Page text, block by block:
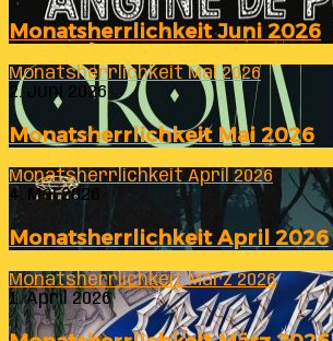
Monatsherrlichkeit Juni 2026
Monatsherrlichkeit Mai 2026
2. Juni 2026
Monatsherrlichkeit Mai 2026
Monatsherrlichkeit April 2026
4. Mai 2026
Monatsherrlichkeit April 2026
Monatsherrlichkeit März 2026
1. April 2026